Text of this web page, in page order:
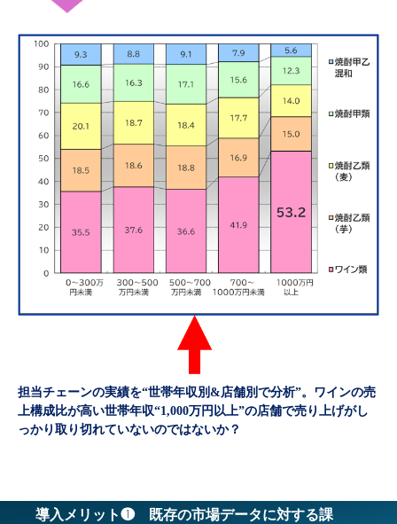
担当チェーンの実績を“世帯年収別&店舗別で分析”。ワインの売
上構成比が高い世帯年収“1,000万円以上”の店舗で売り上げがし
っかり取り切れていないのではないか？
導入メリット❶ 既存の市場データに対する課